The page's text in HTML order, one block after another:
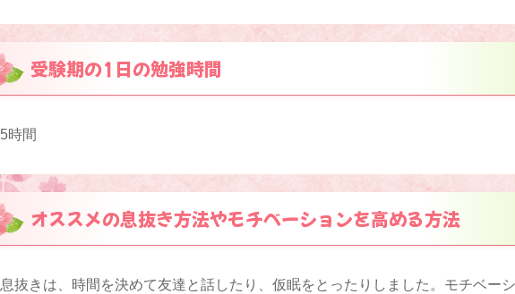
受験期の1日の勉強時間
5時間
オススメの息抜き方法やモチベーションを高める方法
息抜きは、時間を決めて友達と話したり、仮眠をとったりしました。モチベー